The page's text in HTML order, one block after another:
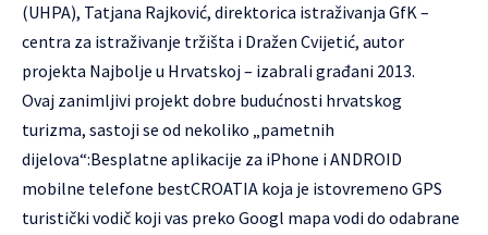
(UHPA), Tatjana Rajković, direktorica istraživanja GfK –
centra za istraživanje tržišta i Dražen Cvijetić, autor
projekta Najbolje u Hrvatskoj – izabrali građani 2013.
Ovaj zanimljivi projekt dobre budućnosti hrvatskog
turizma, sastoji se od nekoliko „pametnih
dijelova“:Besplatne aplikacije za iPhone i ANDROID
mobilne telefone bestCROATIA koja je istovremeno GPS
turistički vodič koji vas preko Googl mapa vodi do odabrane